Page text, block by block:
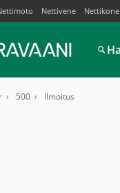
Nettivene Nettikone
500 Ilmoitus